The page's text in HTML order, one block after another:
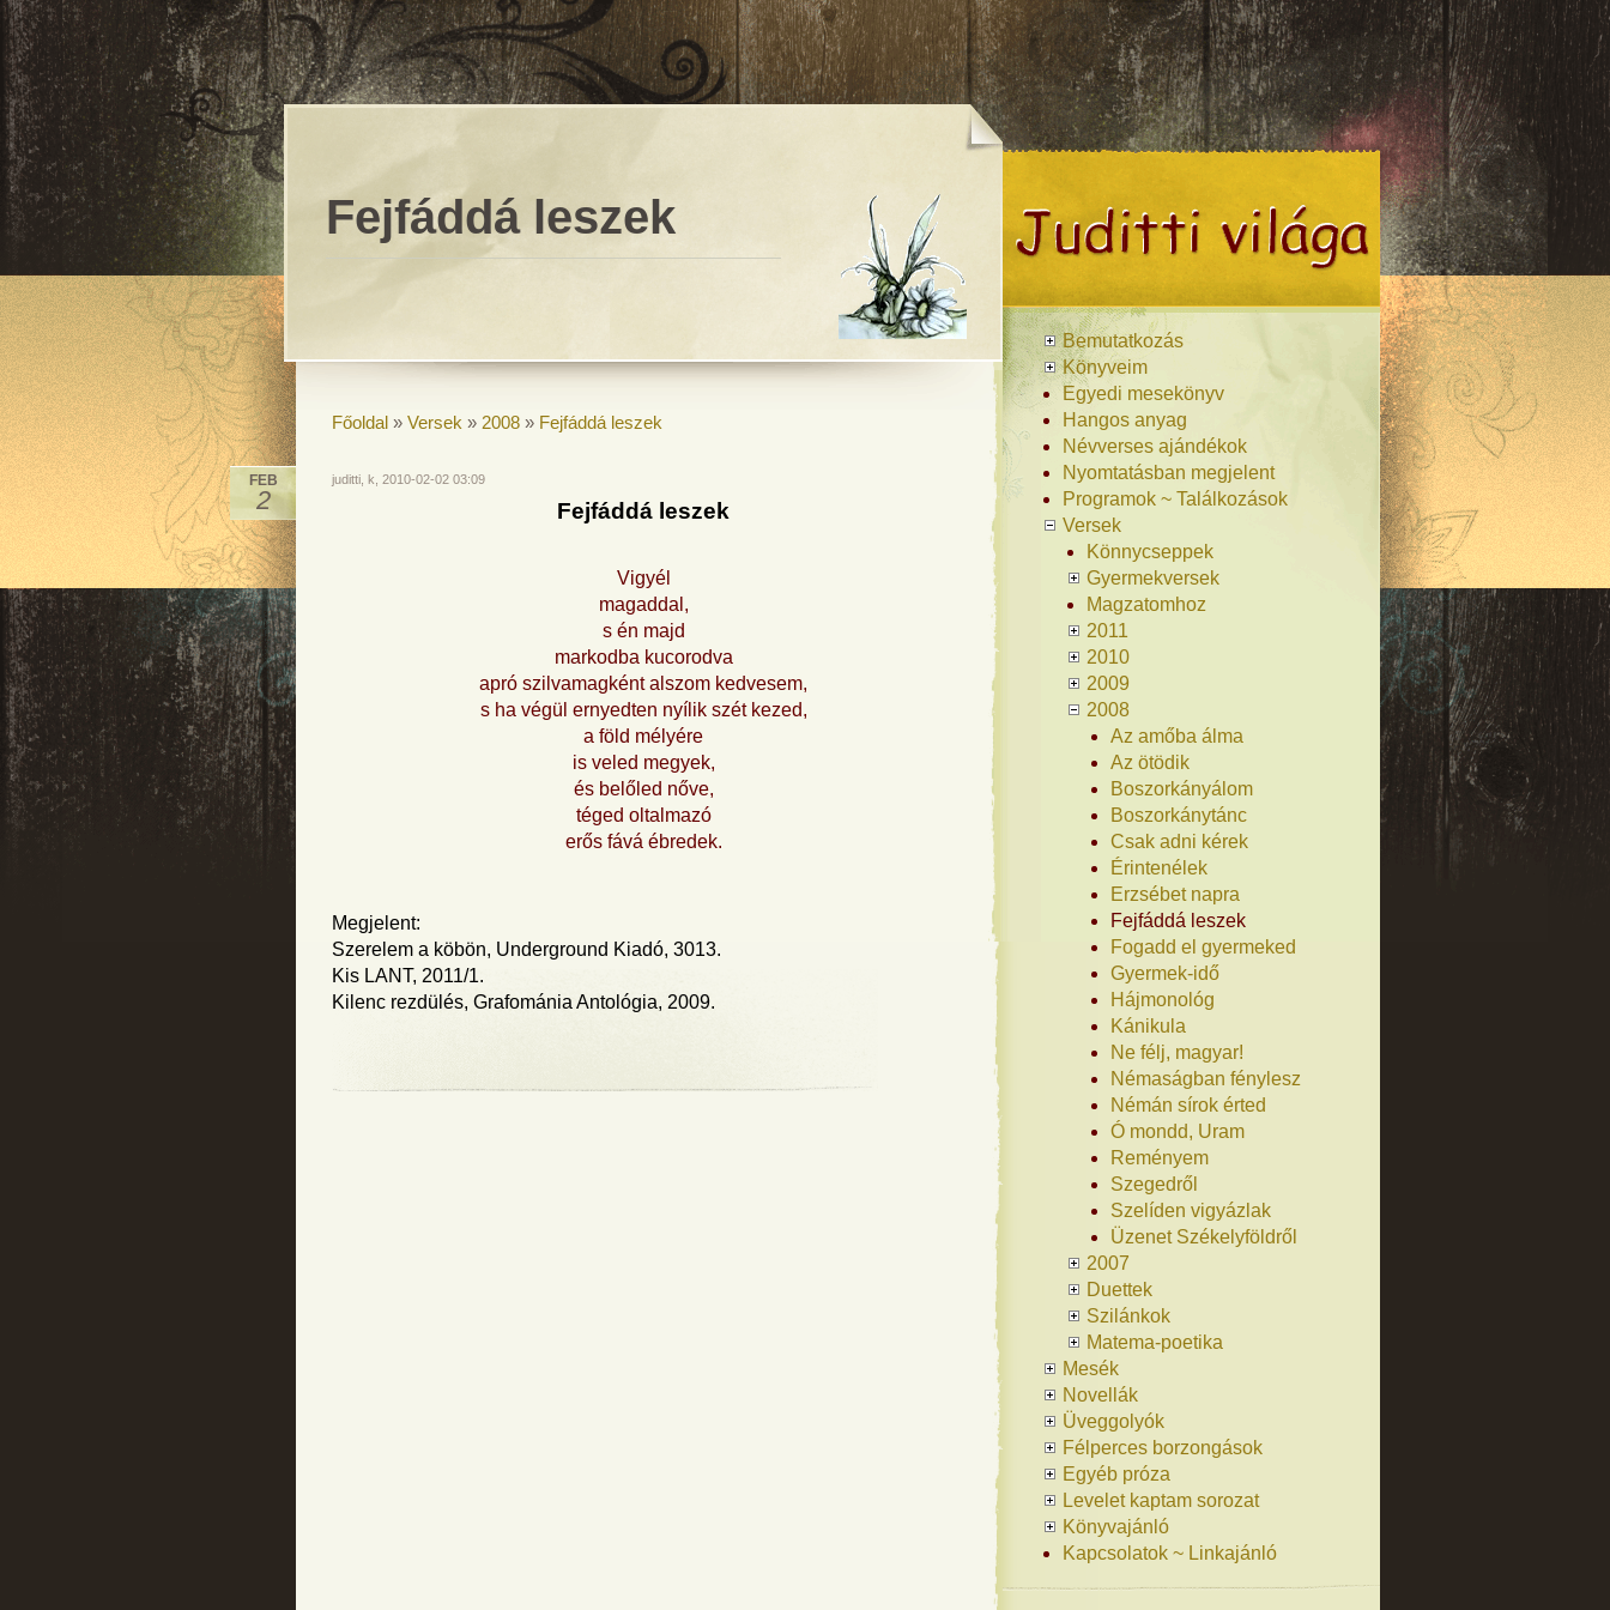
Fejfáddá leszek
Főoldal » Versek » 2008 » Fejfáddá leszek
FEB
2
juditti, k, 2010-02-02 03:09
Fejfáddá leszek
Vigyél
magaddal,
s én majd
markodba kucorodva
apró szilvamagként alszom kedvesem,
s ha végül ernyedten nyílik szét kezed,
a föld mélyére
is veled megyek,
és belőled nőve,
téged oltalmazó
erős fává ébredek.
Megjelent:
Szerelem a köbön, Underground Kiadó, 3013.
Kis LANT, 2011/1.
Kilenc rezdülés, Grafománia Antológia, 2009.
Bemutatkozás
Könyveim
Egyedi mesekönyv
Hangos anyag
Névverses ajándékok
Nyomtatásban megjelent
Programok ~ Találkozások
Versek
Könnycseppek
Gyermekversek
Magzatomhoz
2011
2010
2009
2008
Az amőba álma
Az ötödik
Boszorkányálom
Boszorkánytánc
Csak adni kérek
Érintenélek
Erzsébet napra
Fejfáddá leszek
Fogadd el gyermeked
Gyermek-idő
Hájmonológ
Kánikula
Ne félj, magyar!
Némaságban fénylesz
Némán sírok érted
Ó mondd, Uram
Reményem
Szegedről
Szelíden vigyázlak
Üzenet Székelyföldről
2007
Duettek
Szilánkok
Matema-poetika
Mesék
Novellák
Üveggolyók
Félperces borzongások
Egyéb próza
Levelet kaptam sorozat
Könyvajánló
Kapcsolatok ~ Linkajánló